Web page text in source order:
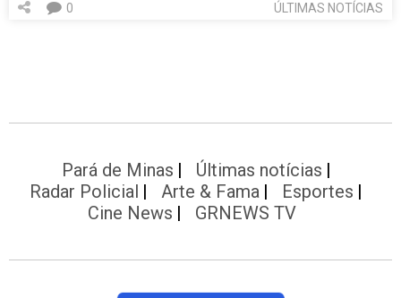
ÚLTIMAS NOTÍCIAS
0
Pará de Minas
Últimas notícias
Radar Policial
Arte & Fama
Esportes
Cine News
GRNEWS TV